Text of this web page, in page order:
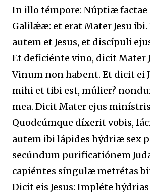
In illo témpore: Núptiæ factae
Galilǽæ: et erat Mater Jesu ibi.
autem et Jesus, et discípuli
Et deficiénte vino, dicit Mater
Vinum non habent. Et dicit ei
mihi et tibi est, múlier?
mea. Dicit Mater ejus
Quodcúmque díxerit vobis,
autem ibi lápides hýdriæ sex
secúndum purificatiónem
capiéntes síngulæ metrétas
Dicit eis Jesus: Impléte hýdrias